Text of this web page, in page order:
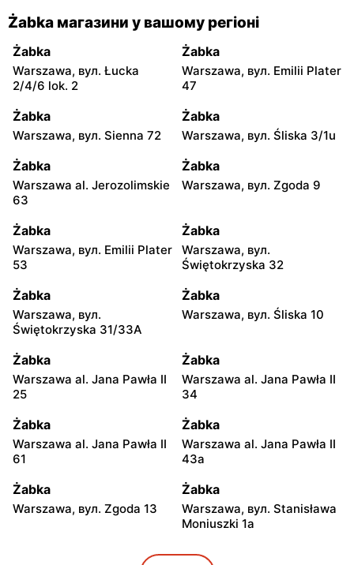
Żabka магазини у вашому регіоні
Żabka
Warszawa, вул. Łucka
2/4/6 lok. 2
Żabka
Warszawa, вул. Emilii Plater
47
Żabka
Warszawa, вул. Sienna 72
Żabka
Warszawa, вул. Śliska 3/1u
Żabka
Warszawa al. Jerozolimskie
63
Żabka
Warszawa, вул. Zgoda 9
Żabka
Warszawa, вул. Emilii Plater
53
Żabka
Warszawa, вул.
Świętokrzyska 32
Żabka
Warszawa, вул.
Świętokrzyska 31/33A
Żabka
Warszawa, вул. Śliska 10
Żabka
Warszawa al. Jana Pawła II
25
Żabka
Warszawa al. Jana Pawła II
34
Żabka
Warszawa al. Jana Pawła II
61
Żabka
Warszawa al. Jana Pawła II
43a
Żabka
Warszawa, вул. Zgoda 13
Żabka
Warszawa, вул. Stanisława
Moniuszki 1a
Żabka